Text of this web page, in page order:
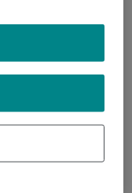
y asignaturas
ECTS
8
su
10